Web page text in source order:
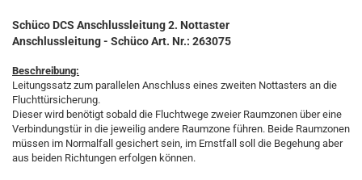
Schüco DCS Anschlussleitung 2. Nottaster
Anschlussleitung - Schüco Art. Nr.: 263075
Beschreibung:
Leitungssatz zum parallelen Anschluss eines zweiten Nottasters an die
Fluchttürsicherung.
Dieser wird benötigt sobald die Fluchtwege zweier Raumzonen über eine
Verbindungstür in die jeweilig andere Raumzone führen. Beide Raumzonen
müssen im Normalfall gesichert sein, im Ernstfall soll die Begehung aber
aus beiden Richtungen erfolgen können.